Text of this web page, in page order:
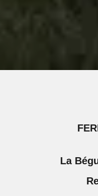
La